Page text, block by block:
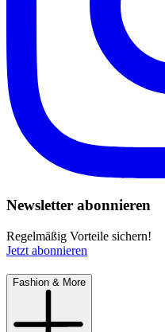
Newsletter abonnieren
Regelmäßig Vorteile sichern!
Jetzt abonnieren
Fashion & More